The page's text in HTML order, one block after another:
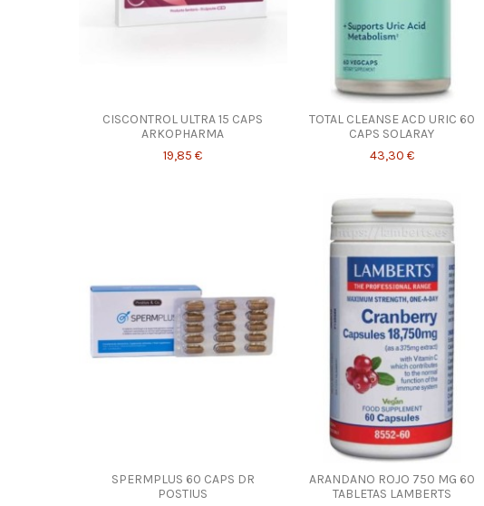
CISCONTROL ULTRA 15 CAPS
ARKOPHARMA
19,85 €
TOTAL CLEANSE ACD URIC 60
CAPS SOLARAY
43,30 €
SPERMPLUS 60 CAPS DR
POSTIUS
ARANDANO ROJO 750 MG 60
TABLETAS LAMBERTS